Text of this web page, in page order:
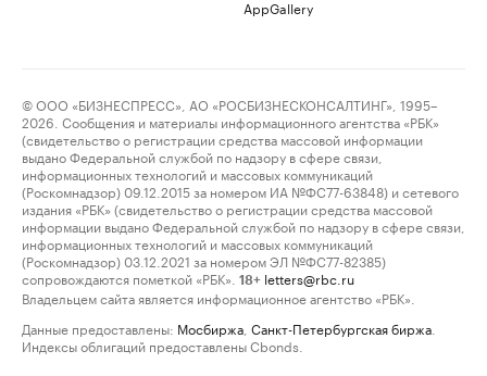
AppGallery
© ООО «БИЗНЕСПРЕСС», АО «РОСБИЗНЕСКОНСАЛТИНГ», 1995–
2026. Сообщения и материалы информационного агентства «РБК»
(свидетельство о регистрации средства массовой информации
выдано Федеральной службой по надзору в сфере связи,
информационных технологий и массовых коммуникаций
(Роскомнадзор) 09.12.2015 за номером ИА №ФС77-63848) и сетевого
издания «РБК» (свидетельство о регистрации средства массовой
информации выдано Федеральной службой по надзору в сфере связи,
информационных технологий и массовых коммуникаций
(Роскомнадзор) 03.12.2021 за номером ЭЛ №ФС77-82385)
сопровождаются пометкой «РБК».
18+ letters@rbc.ru
Владельцем сайта является информационное агентство «РБК».
Данные предоставлены: Мосбиржа Санкт-Петербургская биржа
Индексы облигаций предоставлены Cbonds.